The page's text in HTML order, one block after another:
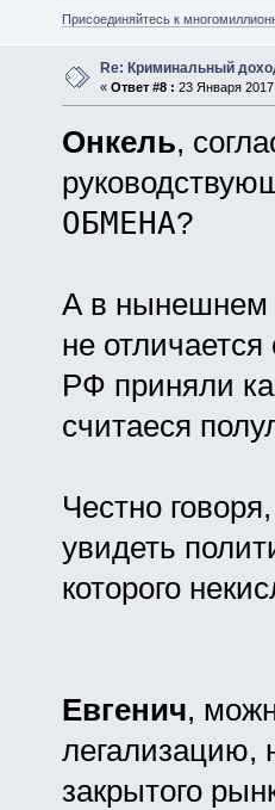
Присоединяйтесь к
Re: Криминальный
« Ответ #8 : 23 Января
Онкель,
ОБМЕНА?
А в нынешнем
не
РФ приняли
считаеся
Честно
увидеть
которого
Евгенич,
закрытого